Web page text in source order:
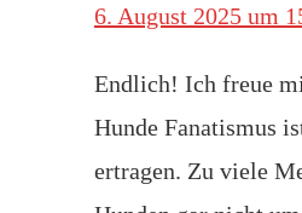
6. August 2025 um
Endlich! Ich freue
Hunde Fanatismus
ertragen. Zu viele